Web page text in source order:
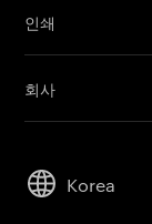
인쇄
디지털 인쇄 제품
오프셋 인쇄 제품
회사
리더십
지속 가능성
Korea